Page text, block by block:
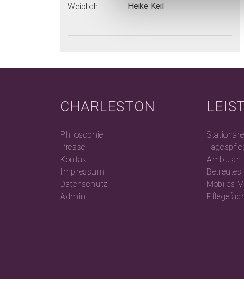
Heike Keil
CHARLESTON
Philosophie
Presse
Kontakt
Impressum
Datenschutz
Admin
Mobiles